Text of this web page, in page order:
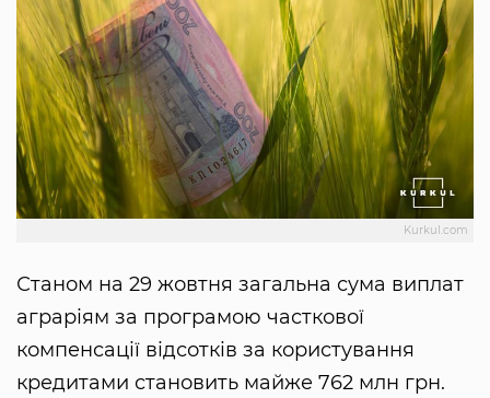
Kurkul.com
Станом на 29 жовтня загальна сума виплат
аграріям за програмою часткової
компенсації відсотків за користування
кредитами становить майже 762 млн грн.